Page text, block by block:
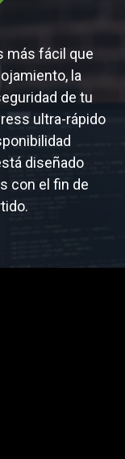
más fácil que
la
de tu
ultra-rápido
diseñado
con el fin de